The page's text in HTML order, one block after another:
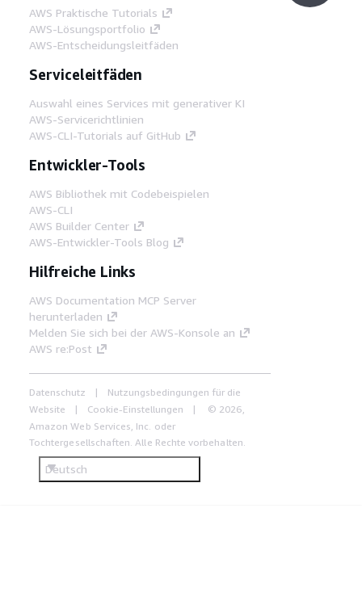
AWS Praktische Tutorials
AWS-Lösungsportfolio
AWS-Entscheidungsleitfäden
Serviceleitfäden
Auswahl eines Services mit generativer KI
AWS-Servicerichtlinien
AWS-CLI-Tutorials auf GitHub
Entwickler-Tools
AWS Bibliothek mit Codebeispielen
AWS-CLI
AWS Builder Center
AWS-Entwickler-Tools Blog
Hilfreiche Links
AWS Documentation MCP Server
herunterladen
Melden Sie sich bei der AWS-Konsole an
AWS re:Post
Datenschutz
Nutzungsbedingungen für die
Website
Cookie-Einstellungen
© 2026,
Amazon Web Services, Inc. oder
Tochtergesellschaften. Alle Rechte vorbehalten.
Deutsch